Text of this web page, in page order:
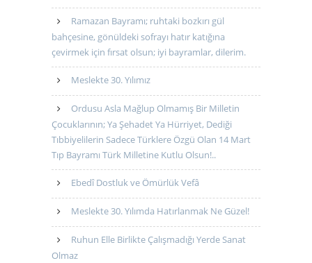
Ramazan Bayramı; ruhtaki bozkırı gül
bahçesine, gönüldeki sofrayı hatır katığına
çevirmek için fırsat olsun; iyi bayramlar, dilerim.
Meslekte 30. Yılımız
Ordusu Asla Mağlup Olmamış Bir Milletin
Çocuklarının; Ya Şehadet Ya Hürriyet, Dediği
Tıbbiyelilerin Sadece Türklere Özgü Olan 14 Mart
Tıp Bayramı Türk Milletine Kutlu Olsun!..
Ebedî Dostluk ve Ömürlük Vefâ
Meslekte 30. Yılımda Hatırlanmak Ne Güzel!
Ruhun Elle Birlikte Çalışmadığı Yerde Sanat
Olmaz